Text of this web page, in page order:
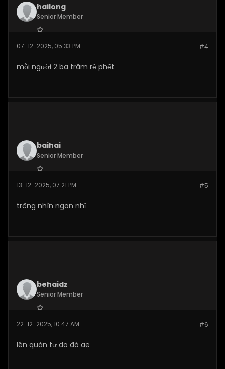
hailong
Senior Member
Posts:271 #4
07-12-2025, 05:33 PM
mỗi người 2 ba trăm rẻ phết
baihai
Senior Member
Posts:269 #5
13-12-2025, 07:21 PM
trông nhìn ngon nhỉ
behaidz
Senior Member
Posts: 277 #6
22-12-2025, 10:47 AM
lên quán tự do đó ae